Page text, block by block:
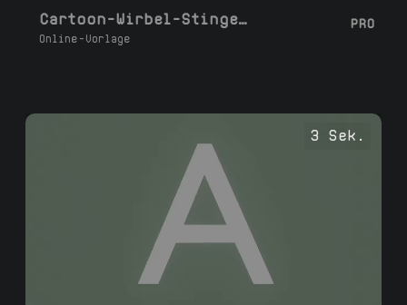
Cartoon-Wirbel-Stinger-Übergang
Online-Vorlage
PRO
3 Sek.